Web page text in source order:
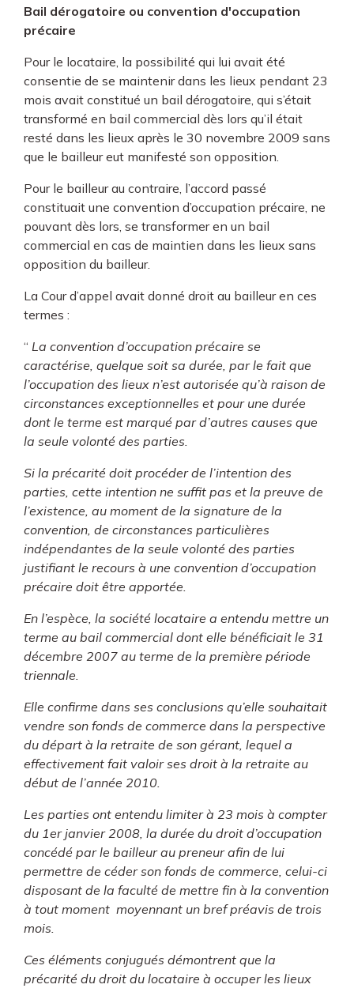
Bail dérogatoire ou convention d'occupation
précaire
Pour le locataire, la possibilité qui lui avait été
consentie de se maintenir dans les lieux pendant 23
mois avait constitué un bail dérogatoire, qui s’était
transformé en bail commercial dès lors qu’il était
resté dans les lieux après le 30 novembre 2009 sans
que le bailleur eut manifesté son opposition.
Pour le bailleur au contraire, l’accord passé
constituait une convention d’occupation précaire, ne
pouvant dès lors, se transformer en un bail
commercial en cas de maintien dans les lieux sans
opposition du bailleur.
La Cour d’appel avait donné droit au bailleur en ces
termes :
“ La convention d’occupation précaire se
caractérise, quelque soit sa durée, par le fait que
l’occupation des lieux n’est autorisée qu’à raison de
circonstances exceptionnelles et pour une durée
dont le terme est marqué par d’autres causes que
la seule volonté des parties.
Si la précarité doit procéder de l’intention des
parties, cette intention ne suffit pas et la preuve de
l’existence, au moment de la signature de la
convention, de circonstances particulières
indépendantes de la seule volonté des parties
justifiant le recours à une convention d’occupation
précaire doit être apportée.
En l’espèce, la société locataire a entendu mettre un
terme au bail commercial dont elle bénéficiait le 31
décembre 2007 au terme de la première période
triennale.
Elle confirme dans ses conclusions qu’elle souhaitait
vendre son fonds de commerce dans la perspective
du départ à la retraite de son gérant, lequel a
effectivement fait valoir ses droit à la retraite au
début de l’année 2010.
Les parties ont entendu limiter à 23 mois à compter
du 1er janvier 2008, la durée du droit d’occupation
concédé par le bailleur au preneur afin de lui
permettre de céder son fonds de commerce, celui-ci
disposant de la faculté de mettre fin à la convention
à tout moment moyennant un bref préavis de trois
mois.
Ces éléments conjugués démontrent que la
précarité du droit du locataire à occuper les lieux